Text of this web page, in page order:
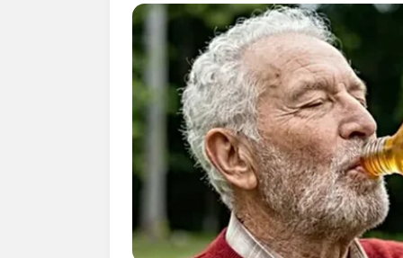
1. Jika manusia menyukai
minyak peppermint dan